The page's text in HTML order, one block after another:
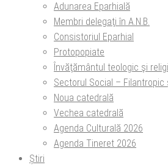
Adunarea Eparhială
Membri delegaţi în A.N.B.
Consistoriul Eparhial
Protopopiate
Învăţământul teologic şi
Sectorul Social – Filantropic
Noua catedrală
Vechea catedrală
Agenda Culturală 2026
Agenda Tineret 2026
Știri